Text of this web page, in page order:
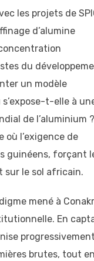
les projets de
d’alumine
du
un modèle
t-elle à
de l’aluminium ?
l’exigence de
guinéens, forçant
sur le sol africain.
mené à
En
brutes, tout